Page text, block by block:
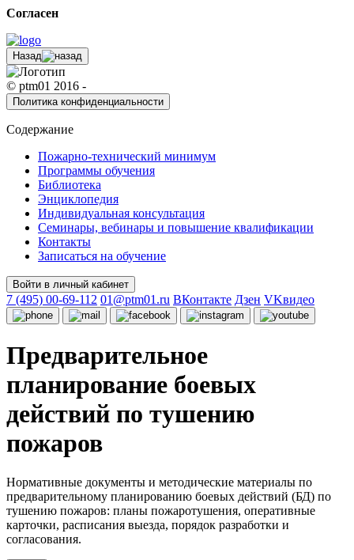
Согласен
Назад
© ptm01 2016 -
Политика конфиденциальности
Содержание
Пожарно-технический минимум
Программы обучения
Библиотека
Энциклопедия
Индивидуальная консультация
Семинары, вебинары и повышение квалификации
Контакты
Записаться на обучение
Войти в личный кабинет
7 (495) 00-69-112 01@ptm01.ru ВКонтакте Дзен VKвидео
Предварительное
планирование боевых
действий по тушению
пожаров
Нормативные документы и методические материалы по
предварительному планированию боевых действий (БД) по
тушению пожаров: планы пожаротушения, оперативные
карточки, расписания выезда, порядок разработки и
согласования.